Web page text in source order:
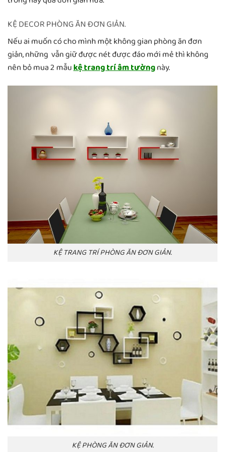
KỆ DECOR PHÒNG ĂN ĐƠN GIẢN.
Nếu ai muốn có cho mình một không gian phòng ăn đơn
giản, những vẫn giữ được nét được đáo mới mẻ thì không
nên bỏ mua 2 mẫukệ trang trí âm tườngnày.
KỆ TRANG TRÍ PHÒNG ĂN ĐƠN GIẢN.
KỆ PHÒNG ĂN ĐƠN GIẢN.